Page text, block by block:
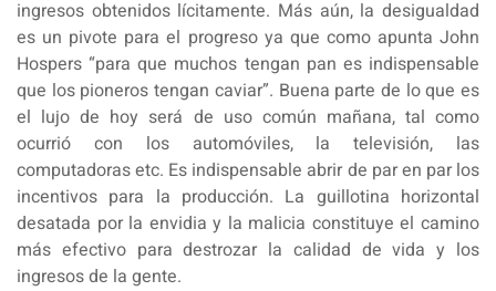
ingresos obtenidos lícitamente. Más aún, la desigualdad
es un pivote para el progreso ya que como apunta John
Hospers “para que muchos tengan pan es indispensable
que los pioneros tengan caviar”. Buena parte de lo que es
el lujo de hoy será de uso común mañana, tal como
ocurrió con los automóviles, la televisión, las
computadoras etc. Es indispensable abrir de par en par los
incentivos para la producción. La guillotina horizontal
desatada por la envidia y la malicia constituye el camino
más efectivo para destrozar la calidad de vida y los
ingresos de la gente.